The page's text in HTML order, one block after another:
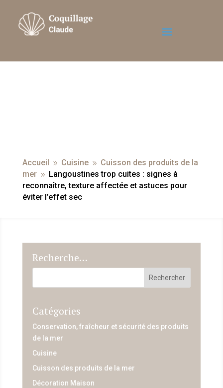
Accueil 9 Cuisine 9 Cuisson des produits de la
mer 9
Langoustines trop cuites : signes à
reconnaître, texture affectée et astuces pour
éviter l’effet sec
Recherche…
Catégories
Conservation, fraîcheur et sécurité des produits
de la mer
Cuisine
Cuisson des produits de la mer
Décoration Maison